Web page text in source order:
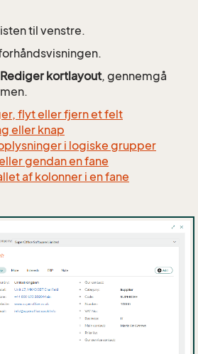
til venstre.
Rediger kortlayout, gennemgå
flyt eller fjern et felt
eller knap
i logiske grupper
gendan en fane
af kolonner i en fane